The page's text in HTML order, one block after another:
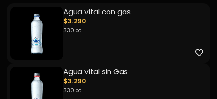
Agua vital con gas
$3.290
330 cc
Agua vital sin Gas
$3.290
330 cc